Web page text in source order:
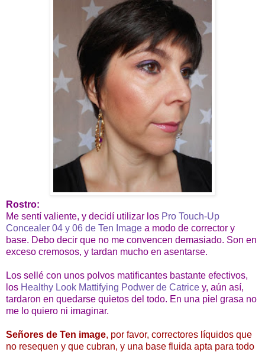
Rostro:
Me sentí valiente, y decidí utilizar los Pro Touch-Up
Concealer 04 y 06 de Ten Image a modo de corrector y
base. Debo decir que no me convencen demasiado. Son en
exceso cremosos, y tardan mucho en asentarse.
Los sellé con unos polvos matificantes bastante efectivos,
los Healthy Look Mattifying Podwer de Catrice y, aún así,
tardaron en quedarse quietos del todo. En una piel grasa no
me lo quiero ni imaginar.
Señores de Ten image, por favor, correctores líquidos que
no resequen y que cubran, y una base fluida apta para todo